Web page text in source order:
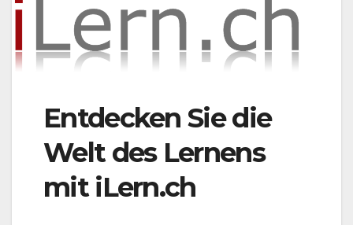
Entdecken Sie die
Welt des Lernens
mit iLern.ch